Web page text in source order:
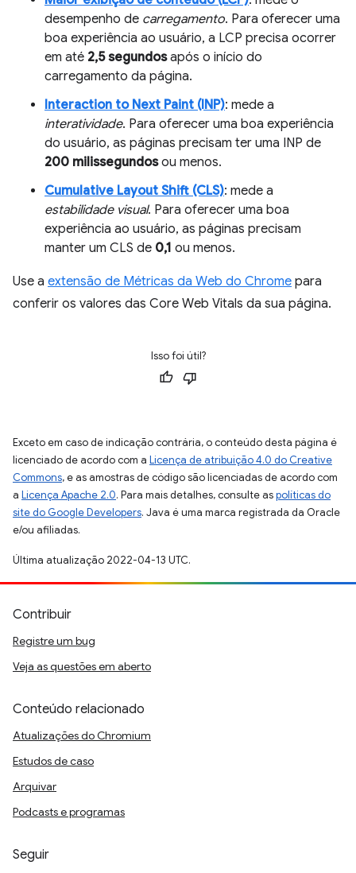
desempenho de carregamento. Para oferecer uma
boa experiência ao usuário, a LCP precisa ocorrer
em até 2,5 segundosapós o início do
carregamento da página.
Interaction to Next Paint (INP): mede a
interatividade. Para oferecer uma boa experiência
do usuário, as páginas precisam ter uma INP de
200 milissegundosou menos.
Cumulative Layout Shift (CLS): mede a
estabilidade visual. Para oferecer uma boa
experiência ao usuário, as páginas precisam
manter um CLS de 0,1 ou menos.
Use a extensão de Métricas da Web do Chrome para
conferir os valores das Core Web Vitals da sua página.
Isso foi útil?
Exceto em caso de indicação contrária, o conteúdo desta página é
licenciado de acordo com a Licença de atribuição 4.0 do Creative
Commons, e as amostras de código são licenciadas de acordo com
a Licença Apache 2.0. Para mais detalhes, consulte aspolíticas do
site do Google Developers. Java é uma marca registrada da Oracle
e/ou afiliadas.
Última atualização 2022-04-13 UTC.
Contribuir
Registre um bug
Veja as questões em aberto
Conteúdo relacionado
Atualizações do Chromium
Estudos de caso
Arquivar
Podcasts e programas
Seguir